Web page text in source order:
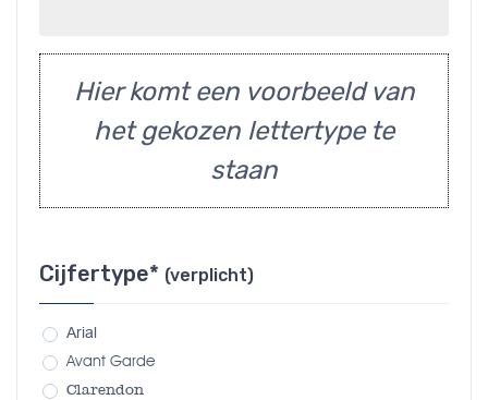
Hier komt een voorbeeld van
het gekozen lettertype te
staan
Cijfertype* (verplicht)
Arial
Avant Garde
Clarendon